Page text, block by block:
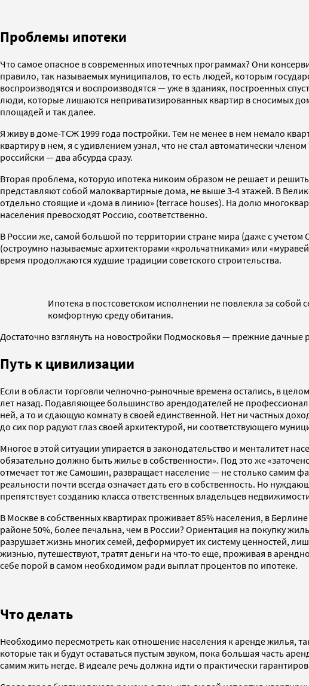
Проблемы ипотеки
Что самое опасное в современных ипотечных программах? Они
правило, так называемых муниципалов, то есть людей, которым
воспроизводятся и воспроизводятся — уже в зданиях, построенных
люди, которые лишаются неприватизированных квартир в сносимых
площадей и так далее.
Я живу в доме-ТСЖ 1999 года постройки. Тем не менее в нем немало
квартиру в нем, я с удивлением узнал, что не стал автоматически
российски — два абсурда сразу.
Вторая проблема, которую ипотека никоим образом не решает и
представляют собой малоквартирные дома, не выше 3-4 этажей. В
отдельно стоящие и «дома в линию» (terrace houses). На долю
населения превосходят Россию, соответственно.
В России же, самой большой по территории стране мира (даже с
(остроумно называемые архитекторами «крольчатниками» или
время продолжаются худшие традиции советского строительства.
Ипотека в постсоветском исполнении не повлекла за собой
комфортную среду обитания.
Достаточно взглянуть на новостройки Подмосковья — прежние
Путь к цивилизации
Если в области торговли челночно-рыночные времена остались, в
лет назад. Подавляющее большинство арендодателей не
ней, а то и сдающую комнату в своей единственной. Нет ни частных
до сих пор радуют глаз своей архитектурой, ни соответствующего
Многое в этой ситуации упирается в законодательство и менталитет
обязательно должно быть жилье в собственности». Под это же
отмечает тот же Самошин, развращает население — не столько самим
реальности почти всегда означает дать его в собственность. Но
препятствует созданию класса ответственных владельцев
В Москве в собственных квартирах проживает 85% населения, в
районе 50%, более печальна, чем в России? Ориентация на покупку
разрушает жизнь многих семей, деформирует их систему ценностей,
жизнью, путешествуют, тратят деньги на что-то еще, проживая в
себе порой в самом необходимом ради выплат процентов по ипотеке.
Что делать
Необходимо пересмотреть как отношение населения к аренде жилья,
которые так и будут оставаться пустым звуком, пока большая часть
самим жить негде. В идеале речь должна идти о практически